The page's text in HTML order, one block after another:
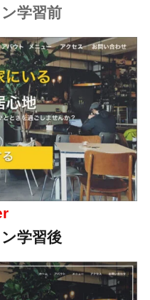
学習前
学習後